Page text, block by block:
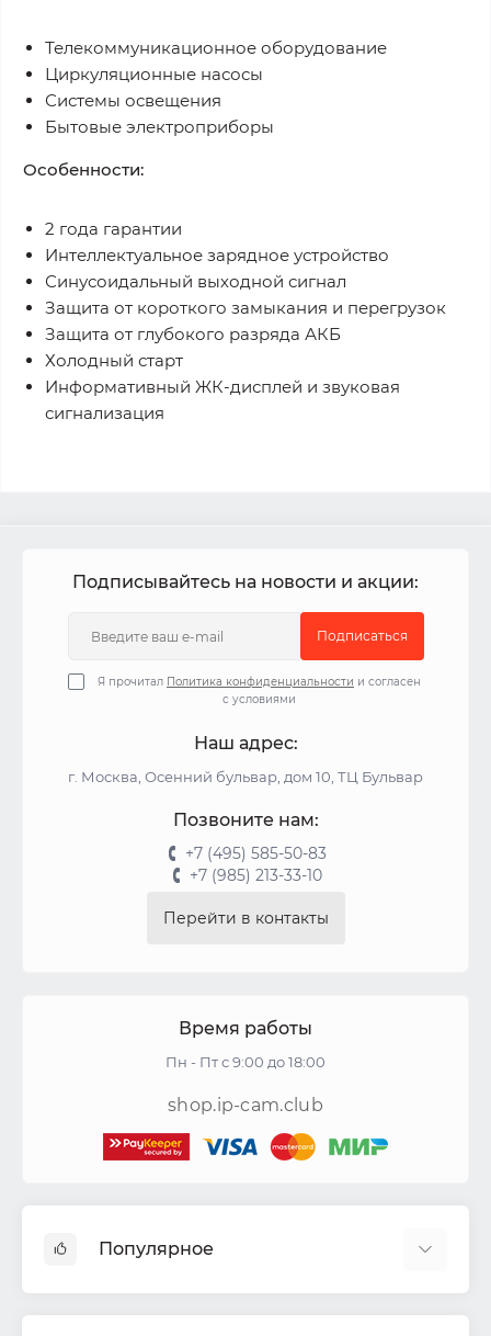
Телекоммуникационное оборудование
Циркуляционные насосы
Системы освещения
Бытовые электроприборы
Особенности:
2 года гарантии
Интеллектуальное зарядное устройство
Синусоидальный выходной сигнал
Защита от короткого замыкания и перегрузок
Защита от глубокого разряда АКБ
Холодный старт
Информативный ЖК-дисплей и звуковая
сигнализация
Подписывайтесь на новости и акции:
Подписаться
Я прочитал Политика конфиденциальности и согласен
с условиями
Наш адрес:
г. Москва, Осенний бульвар, дом 10, ТЦ Бульвар
Позвоните нам:
+7 (495) 585-50-83
+7 (985) 213-33-10
Перейти в контакты
Время работы
Пн - Пт с 9:00 до 18:00
shop.ip-cam.club
Популярное